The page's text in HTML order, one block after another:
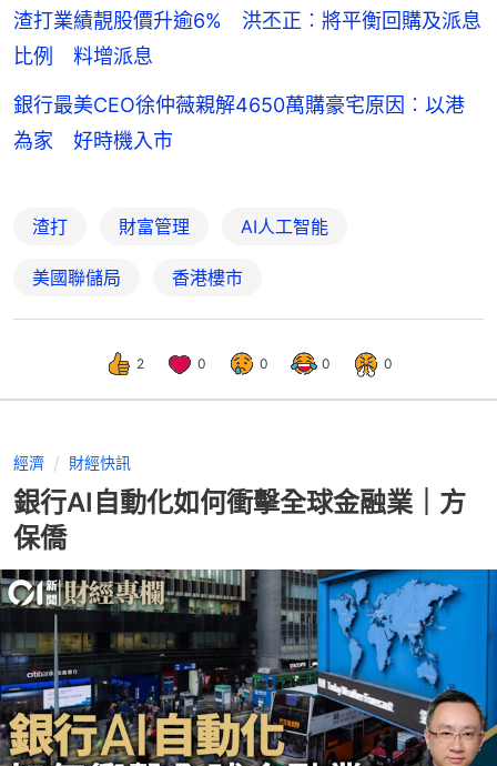
渣打業績靚股價升逾6% 洪丕正︰將平衡回購及派息
比例 料增派息
銀行最美CEO徐仲薇親解4650萬購豪宅原因︰以港
為家 好時機入市
渣打 財富管理 AI人工智能
美國聯儲局 香港樓市
2 0 0 0 0
經濟 財經快訊
銀行AI自動化如何衝擊全球金融業｜方
保僑